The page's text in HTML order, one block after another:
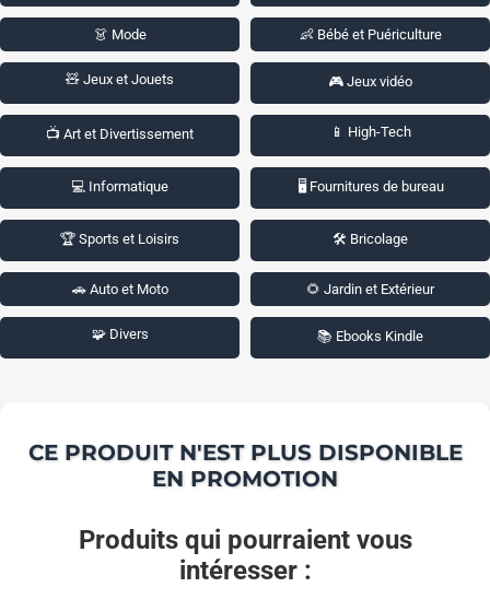
👗 Mode 👶 Bébé et Puériculture
🧸 Jeux et Jouets 🎮 Jeux vidéo
📺 Art et Divertissement 📱 High-Tech
💻 Informatique 🖥️ Fournitures de bureau
🏆 Sports et Loisirs 🛠️ Bricolage
🚗 Auto et Moto 🌻 Jardin et Extérieur
🧩 Divers 📚 Ebooks Kindle
CE PRODUIT N'EST PLUS DISPONIBLE
EN PROMOTION
Produits qui pourraient vous
intéresser :